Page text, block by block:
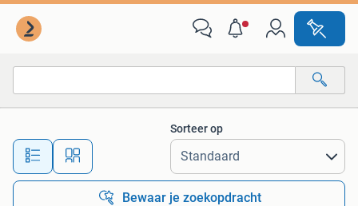
Alle afstanden…
Sorteer op
Bewaar je zoekopdracht